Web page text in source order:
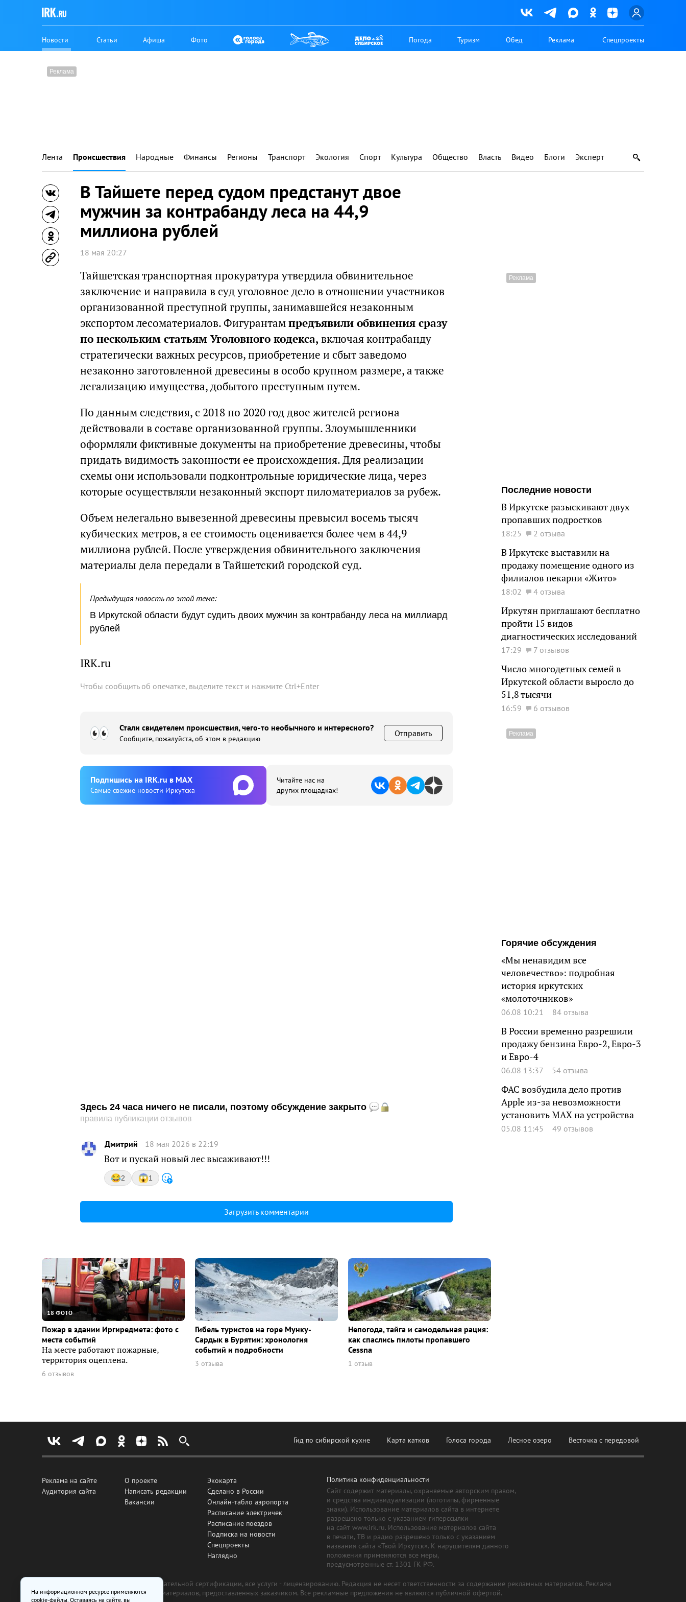
Новости Статьи Афиша Фото Погода Туризм Обед Реклама Спецпроекты
Лента Происшествия Народные Финансы Регионы Транспорт Экология Спорт Культура Общество Власть Видео Блоги Эксперт
В Тайшете перед судом предстанут двое
мужчин за контрабанду леса на 44,9
миллиона рублей
18 мая 20:27
Тайшетская транспортная прокуратура утвердила обвинительное
заключение и направила в суд уголовное дело в отношении участников
организованной преступной группы, занимавшейся незаконным
экспортом лесоматериалов. Фигурантампредъявили обвинения сразу
по нескольким статьям Уголовного кодекса, включая контрабанду
стратегически важных ресурсов, приобретение и сбыт заведомо
незаконно заготовленной древесины в особо крупном размере, а также
легализацию имущества, добытого преступным путем.
По данным следствия, с 2018 по 2020 год двое жителей региона
действовали в составе организованной группы. Злоумышленники
оформляли фиктивные документы на приобретение древесины, чтобы
придать видимость законности ее происхождения. Для реализации
схемы они использовали подконтрольные юридические лица, через
которые осуществляли незаконный экспорт пиломатериалов за рубеж.
Объем нелегально вывезенной древесины превысил восемь тысяч
кубических метров, а ее стоимость оценивается более чем в 44,9
миллиона рублей. После утверждения обвинительного заключения
материалы дела передали в Тайшетский городской суд.
Предыдущая новость по этой теме:
В Иркутской области будут судить двоих мужчин за контрабанду леса на миллиард
рублей
IRK.ru
Чтобы сообщить об опечатке, выделите текст и нажмите Ctrl+Enter
Стали свидетелем происшествия, чего-то необычного и интересного?
Сообщите, пожалуйста, об этом в редакцию
Отправить
Подпишиcь на IRK.ru в MAX
Cамые свежие новости Иркутска
Читайте нас на
других площадках!
Здесь 24 часа ничего не писали, поэтому обсуждение закрыто
правила публикации отзывов
Дмитрий 18 мая 2026 в 22:19
Вот и пускай новый лес высаживают!!!
2 1
Загрузить комментарии
Последние новости
В Иркутске разыскивают двух
пропавших подростков
18:25 2 отзыва
В Иркутске выставили на
продажу помещение одного из
филиалов пекарни «Жито»
18:02 4 отзыва
Иркутян приглашают бесплатно
пройти 15 видов
диагностических исследований
17:29 7 отзывов
Число многодетных семей в
Иркутской области выросло до
51,8 тысячи
16:59 6 отзывов
Горячие обсуждения
«Мы ненавидим все
человечество»: подробная
история иркутских
«молоточников»
06.08 10:21 84 отзыва
В России временно разрешили
продажу бензина Евро-2, Евро-3
и Евро-4
06.08 13:37 54 отзыва
ФАС возбудила дело против
Apple из-за невозможности
установить MAX на устройства
05.08 11:45 49 отзывов
18 ФОТО
Пожар в здании Иргиредмета: фото с
места событий
На месте работают пожарные,
территория оцеплена.
6 отзывов
Гибель туристов на горе Мунку-
Сардык в Бурятии: хронология
событий и подробности
3 отзыва
Непогода, тайга и самодельная рация:
как спаслись пилоты пропавшего
Cessna
1 отзыв
Гид по сибирской кухне Карта катков Голоса города Лесное озеро Весточка с передовой
Реклама на сайте
Аудитория сайта
О проекте
Написать редакции
Вакансии
Экокарта
Сделано в России
Онлайн-табло аэропорта
Расписание электричек
Расписание поездов
Подписка на новости
Спецпроекты
Наглядно
Политика конфиденциальности
Сайт содержит материалы, охраняемые авторским правом,
и средства индивидуализации (логотипы, фирменные
знаки). Использование материалов сайта в интернете
разрешено только с указанием гиперссылки
на сайт www.irk.ru. Использование материалов сайта
в печати, ТВ и радио разрешено только с указанием
названия сайта «Твой Иркутск». К нарушителям данного
положения применяются все меры,
предусмотренные ст. 1301 ГК РФ.
Все рекламные товары подлежат обязательной сертификации, все услуги - лицензированию. Редакция не несет ответственности за содержание рекламных материалов. Реклама
изготовлена и размещена на основе материалов, предоставленных заказчиком. Все рекламные предложения не являются публичной офертой.
На информационном ресурсе применяются
cookie-файлы. Оставаясь на сайте, вы